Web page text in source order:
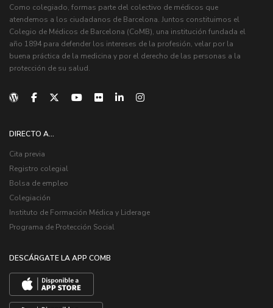
Como colegiado, formas parte del colectivo de médicos que
atendemos a los ciudadanos de Barcelona. Juntos constituimos el
Colegio de Médicos de Barcelona (CoMB), una institución fundada el
año 1894 para defender los intereses de la profesión, velar por la
buena práctica de la medicina y por el derecho de las personas a la
protección de su salud.
DIRECTO A...
Cita previa
Registro colegial
Bolsa de empleo
Colegiación
Instituto de Formación Médica y Liderage
Programa de Protección Social
DESCÁRGATE LA APP COMB